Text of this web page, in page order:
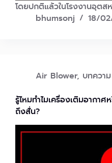
โดยปกติแล้วในโรงงานอุตส
bhumsonj
18/
Air Blower, บทความ
รู้ไหมทำไมเครื่องเติมอากา
ถึงสั่น?